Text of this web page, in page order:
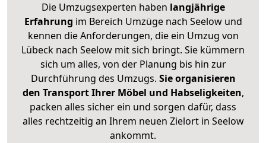
Die Umzugsexperten haben langjährige
Erfahrung im Bereich Umzüge nach Seelow und
kennen die Anforderungen, die ein Umzug von
Lübeck nach Seelow mit sich bringt. Sie kümmern
sich um alles, von der Planung bis hin zur
Durchführung des Umzugs. Sie organisieren
den Transport Ihrer Möbel und Habseligkeiten,
packen alles sicher ein und sorgen dafür, dass
alles rechtzeitig an Ihrem neuen Zielort in Seelow
ankommt.